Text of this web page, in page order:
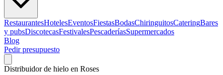
RestaurantesHotelesEventosFiestasBodasChiringuitosCateringBares
y pubsDiscotecasFestivalesPescaderíasSupermercados
Blog
Pedir presupuesto
Distribuidor de hielo en Roses